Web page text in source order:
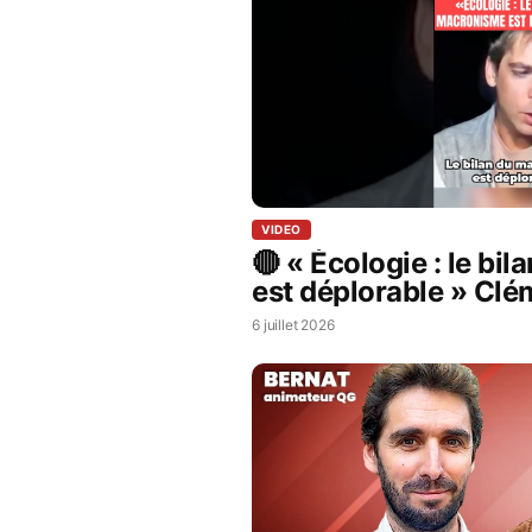
VIDEO
🔴 « Écologie : le
est déplorable »
expert climat
6 juillet 2026